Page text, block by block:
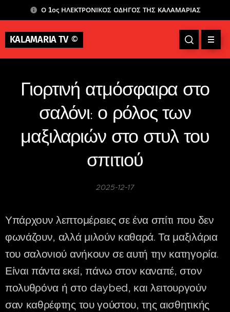
Ο 1ος ΗΛΕΚΤΡΟΝΙΚΟΣ ΟΔΗΓΟΣ ΤΗΣ ΚΑΛΑΜΑΡΙΑΣ
KALAMARIA TV©
Γιορτινή ατμόσφαιρα στο
σαλόνι: ο ρόλος των
μαξιλαριών στο στυλ του
σπιτιού
2025-12-17
Υπάρχουν λεπτομέρειες σε ένα σπίτι που δεν
φωνάζουν, αλλά μιλούν καθαρά. Τα μαξιλάρια
του σαλονιού ανήκουν σε αυτή την κατηγορία.
Είναι πάντα εκεί, πάνω στον καναπέ, στον
πολυθρόνα ή στο daybed, και λειτουργούν
σαν καθρέφτης του γούστου, της αισθητικής